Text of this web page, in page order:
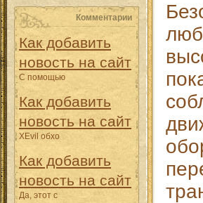
Комментарии
Как добавить
новость на сайт
С помощью
Как добавить
новость на сайт
XEvil обхо
Как добавить
новость на сайт
Да, этот с